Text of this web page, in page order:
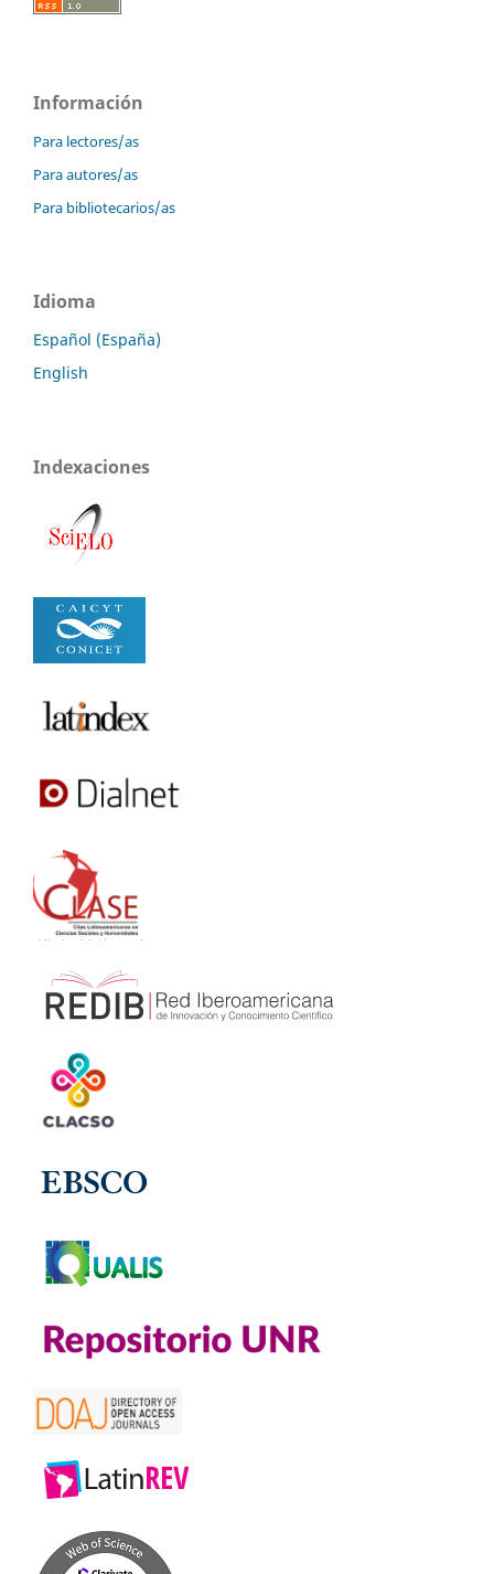
Información
Para lectores/as
Para autores/as
Para bibliotecarios/as
Idioma
Español (España)
English
Indexaciones